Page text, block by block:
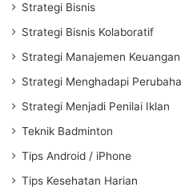
Strategi Bisnis
Strategi Bisnis Kolaboratif
Strategi Manajemen Keuangan
Strategi Menghadapi
Strategi Menjadi Penilai Iklan
Teknik Badminton
Tips Android / iPhone
Tips Kesehatan Harian